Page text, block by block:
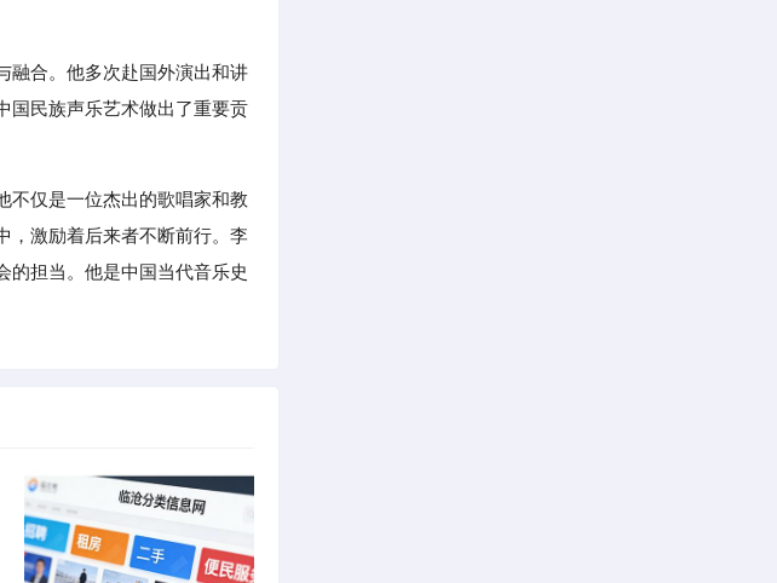
融合。他多次赴国外演出和讲
国民族声乐艺术做出了重要贡
不仅是一位杰出的歌唱家和教
，激励着后来者不断前行。李
担当。他是中国当代音乐史